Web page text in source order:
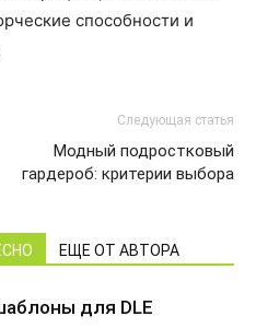
способности и
Следующая статья
Модный подростковый
гардероб: критерии выбора
ЕЩЕ ОТ АВТОРА
для DLE